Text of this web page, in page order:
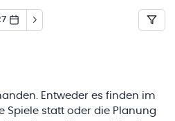
Entweder es finden im
Spiele statt oder die Planung